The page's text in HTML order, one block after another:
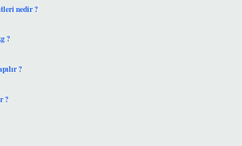
nedir ?
?
?
?